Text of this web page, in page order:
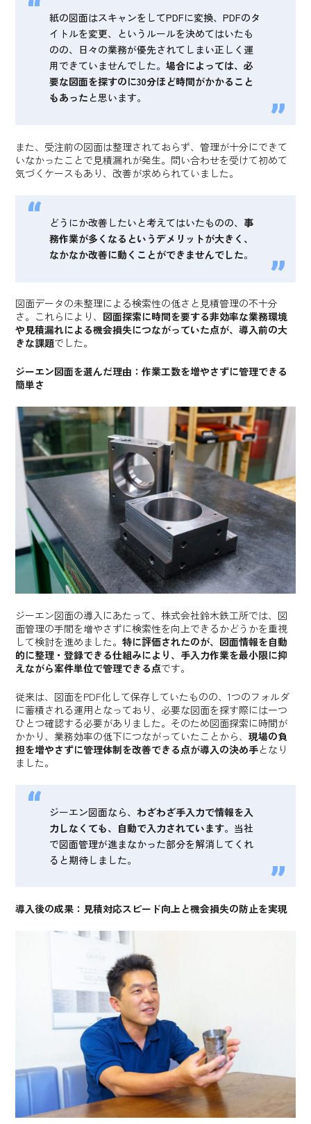
紙の図面はスキャンをしてPDFに変換、PDFのタ
イトルを変更、というルールを決めてはいたも
のの、日々の業務が優先されてしまい正しく運
用できていませんでした。場合によっては、必
要な図面を探すのに30分ほど時間がかかること
もあったと思います。
また、受注前の図面は整理されておらず、管理が十分にできて
いなかったことで見積漏れが発生。問い合わせを受けて初めて
気づくケースもあり、改善が求められていました。
どうにか改善したいと考えてはいたものの、 事
務作業が多くなるというデメリットが大きく、
なかなか改善に動くことができませんでした。
図面データの未整理による検索性の低さと見積管理の不十分
さ。これらにより、 図面探索に時間を要する非効率な業務環境
や見積漏れによる機会損失につながっていた点が、導入前の大
きな課題でした。
ジーエン図面を選んだ理由：作業工数を増やさずに管理できる
簡単さ
ジーエン図面の導入にあたって、株式会社鈴木鉄工所では、図
面管理の手間を増やさずに検索性を向上できるかどうかを重視
して検討を進めました。特に評価されたのが、図面情報を自動
的に整理・登録できる仕組みにより、手入力作業を最小限に抑
えながら案件単位で管理できる点です。
従来は、図面をPDF化して保存していたものの、1つのフォルダ
に蓄積される運用となっており、必要な図面を探す際には一つ
ひとつ確認する必要がありました。そのため図面探索に時間が
かかり、業務効率の低下につながっていたことから、現場の負
担を増やさずに管理体制を改善できる点が導入の決め手となり
ました。
ジーエン図面なら、わざわざ手入力で情報を入
力しなくても、自動で入力されています。当社
で図面管理が進まなかった部分を解消してくれ
ると期待しました。
導入後の成果：見積対応スピード向上と機会損失の防止を実現